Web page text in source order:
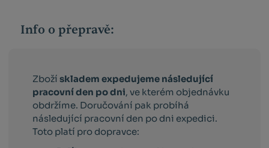
Info o přepravě:
Zbožískladem expedujeme následující
pracovní den po dni, ve kterém objednávku
obdržíme. Doručování pak probíhá
následující pracovní den po dni expedici.
Toto platí pro dopravce: